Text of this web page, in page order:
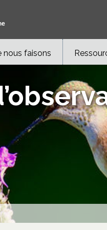
nous faisons